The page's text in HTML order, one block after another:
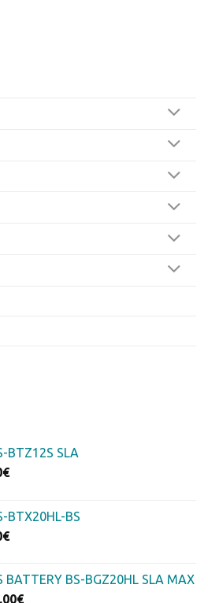
BTZ12S SLA
€Η
είναι:
81.00€.
BTX20HL-BS
€Η
είναι:
BATTERY BS-BGZ20HL SLA MAX
€Η